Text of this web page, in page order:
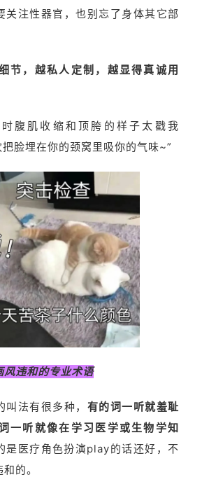
关注性器官，也别忘了身体其它部
节，越私人定制，越显得真诚用
腹肌收缩和顶胯的样子太戳我
把脸埋在你的颈窝里吸你的气味~”
风违和的专业术语
法有很多种， 有的词一听就羞耻
一听就像在学习医学或生物学知
是医疗角色扮演play的话还好，不
的。